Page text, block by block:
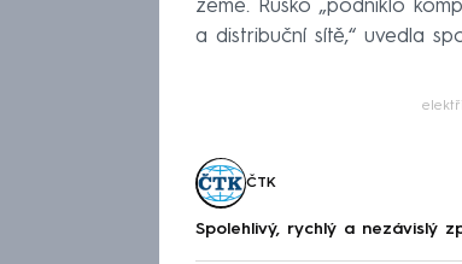
země. Rusko „podniklo
a distribuční sítě,“ uvedla
ČTK
Spolehlivý, rychlý a nezávislý